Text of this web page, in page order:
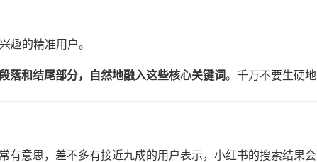
趣的精准用户。
落和结尾部分，自然地融入这些核心关键词。千万不要生硬地
有意思，差不多有接近九成的用户表示，小红书的搜索结果会